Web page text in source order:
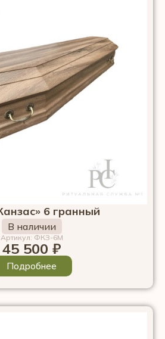
6 гранный
В наличии
Артикул: ФКЗ-6М
45 500 ₽
Подробнее